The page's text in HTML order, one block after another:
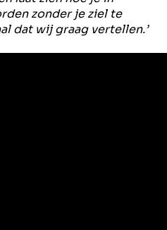
zonder je ziel te
dat wij graag vertellen.’